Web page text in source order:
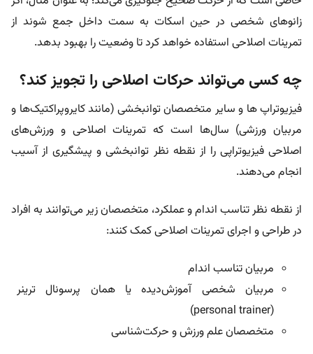
زانوهای شخصی در حین اسکات به سمت داخل جمع شوند از
تمرینات اصلاحی استفاده خواهد کرد تا وضعیت را بهبود بدهد.
چه کسی می‌تواند حرکات اصلاحی را تجویز کند؟
فیزیوتراپ ها و سایر متخصصان توانبخشی (مانند کایروپراکتیک‌ها و
مربیان ورزشی) سال‌ها است که تمرینات اصلاحی و ورزش‌های
اصلاحی فیزیوتراپی را از نقطه نظر توانبخشی و پیشگیری از آسیب
انجام می‌دهند.
از نقطه نظر تناسب اندام و عملکرد، متخصصان زیر می‌توانند به افراد
در طراحی و اجرای تمرینات اصلاحی کمک کنند:
مربیان تناسب اندام
مربیان شخصی آموزش‌دیده یا همان پرسونال ترینر
(personal trainer)
متخصصان علم ورزش و حرکت‌شناسی